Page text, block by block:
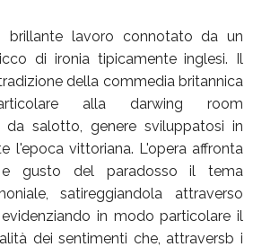
brillante lavoro connotato da un
di ironia tipicamente inglesi. Il
della commedia britannica
alla darwing room
da salotto, genere sviluppatosi in
l'epoca vittoriana. L'opera affronta
gusto del paradosso il tema
satireggiandola attraverso
in modo particolare il
dei sentimenti che, attraversb i